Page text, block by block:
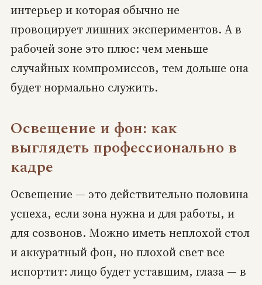
интерьер и которая обычно не
провоцирует лишних экспериментов. А в
рабочей зоне это плюс: чем меньше
случайных компромиссов, тем дольше она
будет нормально служить.
Освещение и фон: как
выглядеть профессионально в
кадре
Освещение — это действительно половина
успеха, если зона нужна и для работы, и
для созвонов. Можно иметь неплохой стол
и аккуратный фон, но плохой свет все
испортит: лицо будет уставшим, глаза — в